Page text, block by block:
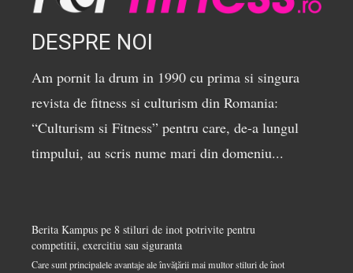
DESPRE NOI
Am pornit la drum in 1990 cu prima si singura
revista de fitness si culturism din Romania:
“Culturism si Fitness” pentru care, de-a lungul
timpului, au scris nume mari din domeniu...
Berita Kampus pe 8 stiluri de inot potrivite pentru
competitii, exercitiu sau siguranta
Care sunt principalele avantaje ale învățării mai multor stiluri de înot